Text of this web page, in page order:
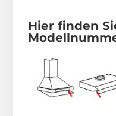
Hier finden